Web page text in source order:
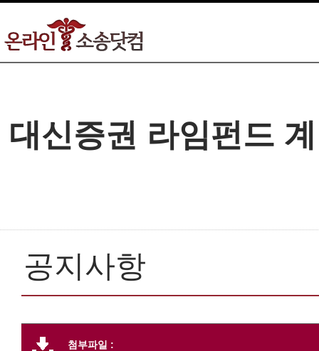
대신증권 라임펀드
공지사항
첨부파일 :